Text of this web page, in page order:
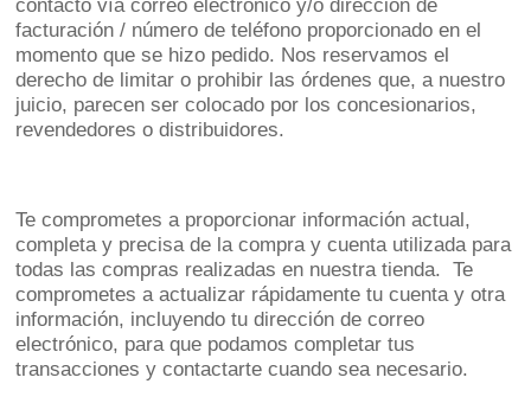
contacto vía correo electrónico y/o dirección de
facturación / número de teléfono proporcionado en el
momento que se hizo pedido. Nos reservamos el
derecho de limitar o prohibir las órdenes que, a nuestro
juicio, parecen ser colocado por los concesionarios,
revendedores o distribuidores.
Te comprometes a proporcionar información actual,
completa y precisa de la compra y cuenta utilizada para
todas las compras realizadas en nuestra tienda. Te
comprometes a actualizar rápidamente tu cuenta y otra
información, incluyendo tu dirección de correo
electrónico, para que podamos completar tus
transacciones y contactarte cuando sea necesario.